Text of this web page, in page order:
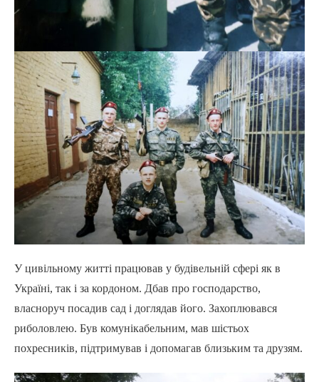
У цивільному житті працював у будівельній сфері як в
Україні, так і за кордоном. Дбав про господарство,
власноруч посадив сад і доглядав його. Захоплювався
риболовлею. Був комунікабельним, мав шістьох
похресників, підтримував і допомагав близьким та друзям.